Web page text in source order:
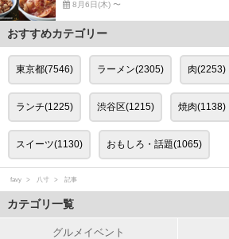
8月6日(木) 〜
おすすめカテゴリー
東京都(7546) ラーメン(2305) 肉(2253)
ランチ(1225) 渋谷区(1215) 焼肉(1138)
スイーツ(1130) おもしろ・話題(1065)
favy 八寸 記事
カテゴリ一覧
グルメイベント